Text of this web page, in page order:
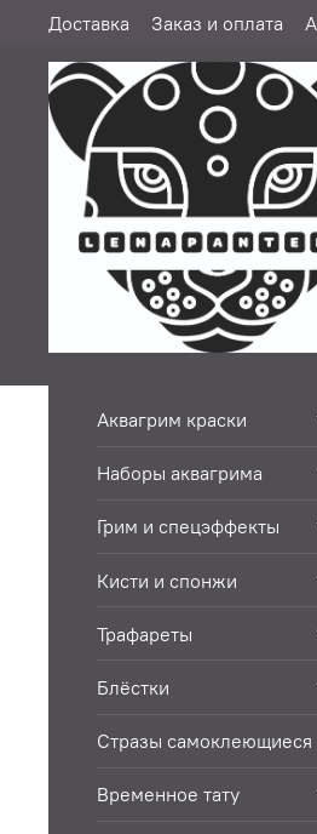
Доставка Заказ и оплата
Аквагрим краски
Наборы аквагрима
Грим и спецэффекты
Кисти и спонжи
Трафареты
Блёстки
Стразы самоклеющиеся
Временное тату